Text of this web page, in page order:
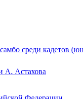
среди кадетов
А. Астахова